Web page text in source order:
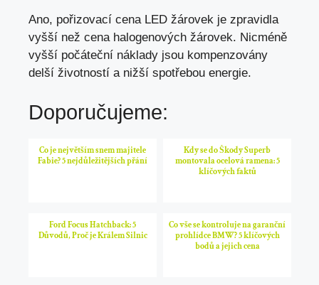
Ano, pořizovací cena LED žárovek je zpravidla
vyšší než cena halogenových žárovek. Nicméně
vyšší počáteční náklady jsou kompenzovány
delší životností a nižší spotřebou energie.
Doporučujeme:
Co je největším snem majitele
Fabie? 5 nejdůležitějších přání
Kdy se do Škody Superb
montovala ocelová ramena: 5
klíčových faktů
Ford Focus Hatchback: 5
Důvodů, Proč je Králem Silnic
Co vše se kontroluje na garanční
prohlídce BMW? 5 klíčových
bodů a jejich cena